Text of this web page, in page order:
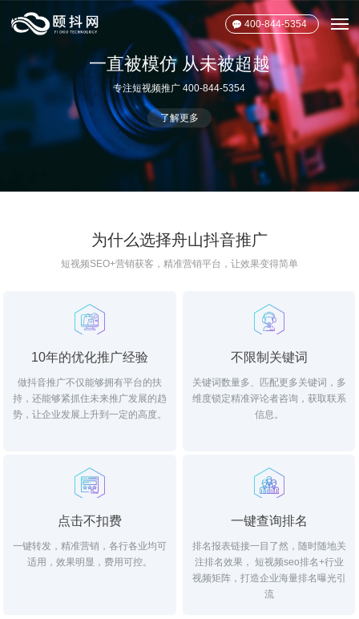
400-844-5354
为什么选择舟山抖音推广
短视频SEO+营销获客，精准营销平台，让效果变得简单
10年的优化推广经验
做抖音推广不仅能够拥有平台的扶
持，还能够紧抓住未来推广发展的趋
势，让企业发展上升到一定的高度。
不限制关键词
关键词数量多、匹配更多关键词，多
维度锁定精准评论者咨询，获取联系
信息。
点击不扣费
一键转发，精准营销，各行各业均可
适用，效果明显，费用可控。
一键查询排名
排名报表链接一目了然，随时随地关
注排名效果， 短视频seo排名+行业
视频矩阵，打造企业海量排名曝光引
流